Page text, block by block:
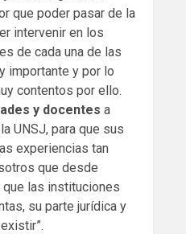
que poder pasar de la
intervenir en los
de cada una de las
importante y por lo
contentos por ello.
y docentes a
UNSJ, para que sus
experiencias tan
que desde
las instituciones
su parte jurídica y